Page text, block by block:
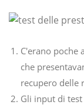
C'erano poche
che
recupero delle
Gli input di